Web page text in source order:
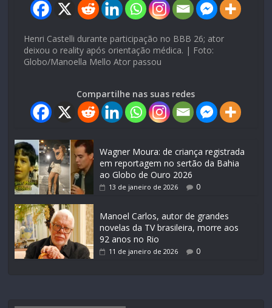
Henri Castelli durante participação no BBB 26; ator
deixou o reality após orientação médica. | Foto:
Globo/Manoella Mello Ator passou
Compartilhe nas suas redes
Wagner Moura: de criança registrada
em reportagem no sertão da Bahia
ao Globo de Ouro 2026
13 de janeiro de 2026 0
Manoel Carlos, autor de grandes
novelas da TV brasileira, morre aos
92 anos no Rio
11 de janeiro de 2026 0